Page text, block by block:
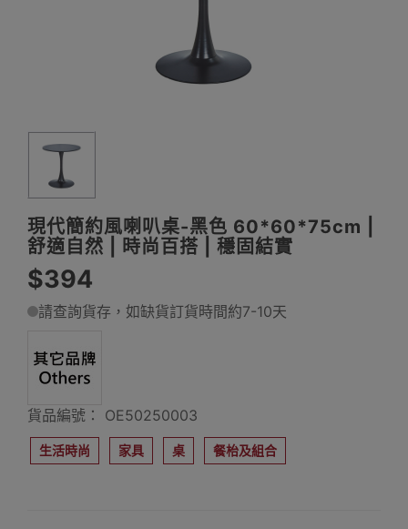
現代簡約風喇叭桌-黑色 60*60*75cm |
舒適自然 | 時尚百搭 | 穩固結實
$394
請查詢貨存，如缺貨訂貨時間約7-10天
貨品編號： OE50250003
生活時尚 家具 桌 餐枱及組合